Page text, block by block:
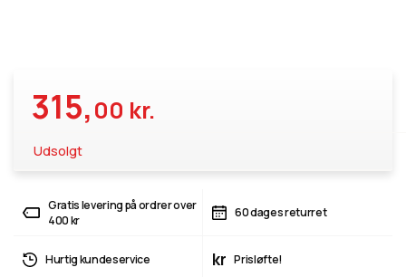
315,00 kr.
Udsolgt
Gratis levering på ordrer over
400 kr
60 dages returret
Hurtig kundeservice kr Prisløfte!